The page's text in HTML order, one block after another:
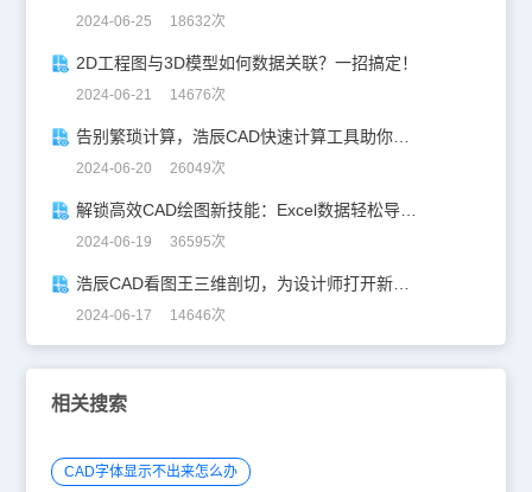
2024-06-25 18632次
2D工程图与3D模型如何数据关联？一招搞定！
2024-06-21 14676次
告别繁琐计算，浩辰CAD快速计算工具助你一臂之力！
2024-06-20 26049次
解锁高效CAD绘图新技能：Excel数据轻松导入CAD
2024-06-19 36595次
浩辰CAD看图王三维剖切，为设计师打开新世界的大门！
2024-06-17 14646次
相关搜索
CAD字体显示不出来怎么办